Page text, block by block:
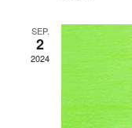
SEP.
2
2024